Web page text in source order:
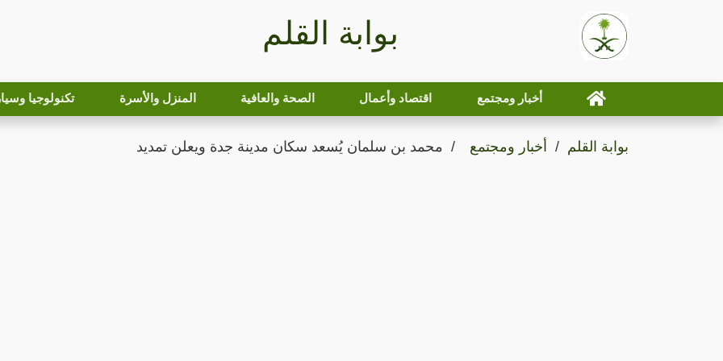
بوابة القلم
أخبار ومجتمع اقتصاد وأعمال الصحة والعافية المنزل والأسرة تكنولوجيا
بوابة القلم أخبار ومجتمع محمد بن سلمان يُسعد سكان مدينة جدة ويعلن تمديد